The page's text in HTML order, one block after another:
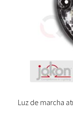
Luz de marcha